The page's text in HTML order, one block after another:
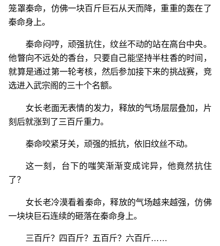
笼罩秦命，仿佛一块百斤巨石从天而降，重重的轰在了
秦命身上。
秦命闷哼，顽强抗住，纹丝不动的站在高台中央。
他瞥向不远处的香台，只要自己能坚持半柱香的时间，
就算是通过第一轮考核，然后参加接下来的挑战赛，竞
选进入武宗阁的三十个名额。
女长老面无表情的发力，释放的气场层层叠加，片
刻后就涨到了三百斤重力。
秦命咬紧牙关，顽强的抵抗，依旧纹丝不动。
这一刻，台下的嗤笑渐渐变成诧异，他竟然抗住
了？
女长老冷漠看着秦命，释放的气场越来越强，仿佛
一块块巨石连续的砸落在秦命身上。
三百斤？四百斤？五百斤？六百斤……